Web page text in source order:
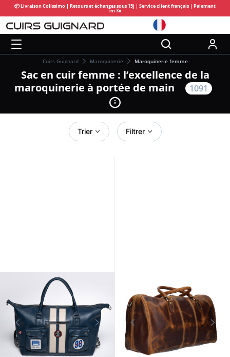
📦 Livraison Colissimo | Retours et échanges sous 15j | Service client français | Paiement
en 3x
Cuirs Guignard Maroquinerie Maroquinerie femme
Sac en cuir femme : l’excellence de la
maroquinerie à portée de main
1091
Trier Filtrer